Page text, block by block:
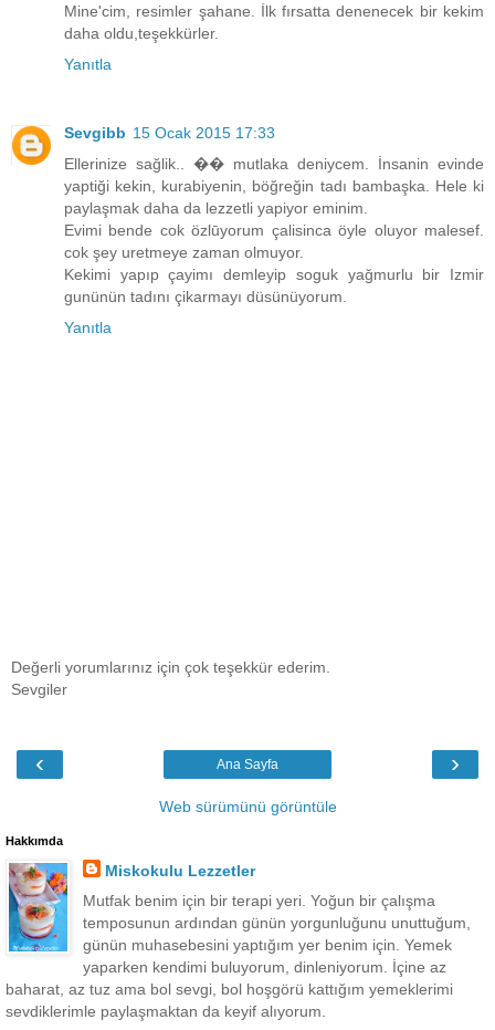
Mine'cim, resimler şahane. İlk fırsatta denenecek bir kekim
daha oldu,teşekkürler.
Yanıtla
Sevgibb 15 Ocak 2015 17:33
Ellerinize sağlik.. �� mutlaka deniycem. İnsanin evinde
yaptiği kekin, kurabiyenin, böğreğin tadı bambaşka. Hele ki
paylaşmak daha da lezzetli yapiyor eminim.
Evimi bende cok özlūyorum çalisinca öyle oluyor malesef.
cok şey uretmeye zaman olmuyor.
Kekimi yapıp çayimı demleyip soguk yağmurlu bir Izmir
gunünün tadını çikarmayı düsünüyorum.
Yanıtla
Değerli yorumlarınız için çok teşekkür ederim.
Sevgiler
‹ ›
Ana Sayfa
Web sürümünü görüntüle
Hakkımda
Miskokulu Lezzetler
Mutfak benim için bir terapi yeri. Yoğun bir çalışma
temposunun ardından günün yorgunluğunu unuttuğum,
günün muhasebesini yaptığım yer benim için. Yemek
yaparken kendimi buluyorum, dinleniyorum. İçine az
baharat, az tuz ama bol sevgi, bol hoşgörü kattığım yemeklerimi
sevdiklerimle paylaşmaktan da keyif alıyorum.